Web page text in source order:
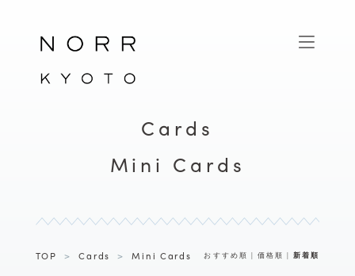
Cards
Mini Cards
TOP >Cards >Mini Cards おすすめ順 価格順 |新着順